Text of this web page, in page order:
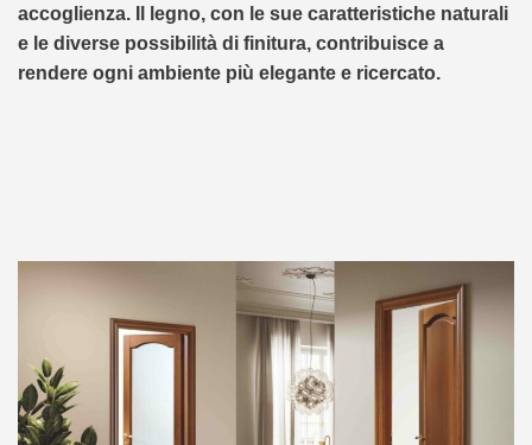
accoglienza. Il legno, con le sue caratteristiche naturali
e le diverse possibilità di finitura, contribuisce a
rendere ogni ambiente più elegante e ricercato.